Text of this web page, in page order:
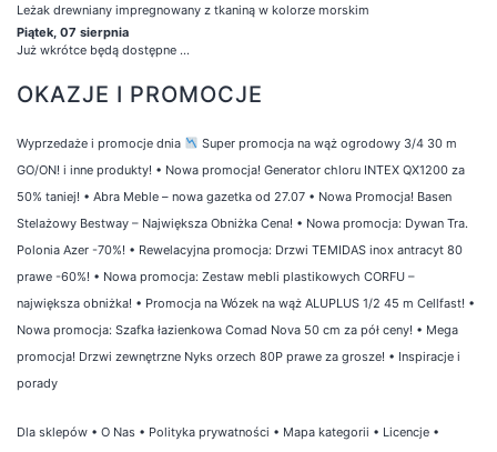
Leżak drewniany impregnowany z tkaniną w kolorze morskim
Piątek, 07 sierpnia
Już wkrótce będą dostępne ...
OKAZJE I PROMOCJE
Wyprzedaże i promocje dnia
Super promocja na wąż ogrodowy 3/4 30 m
GO/ON! i inne produkty! • Nowa promocja! Generator chloru INTEX QX1200 za
50% taniej! • Abra Meble – nowa gazetka od 27.07 • Nowa Promocja! Basen
Stelażowy Bestway – Największa Obniżka Cena! • Nowa promocja: Dywan Tra.
Polonia Azer -70%! • Rewelacyjna promocja: Drzwi TEMIDAS inox antracyt 80
prawe -60%! • Nowa promocja: Zestaw mebli plastikowych CORFU –
największa obniżka! • Promocja na Wózek na wąż ALUPLUS 1/2 45 m Cellfast! •
Nowa promocja: Szafka łazienkowa Comad Nova 50 cm za pół ceny! • Mega
promocja! Drzwi zewnętrzne Nyks orzech 80P prawe za grosze! • Inspiracje i
porady
Dla sklepów • O Nas • Polityka prywatności • Mapa kategorii • Licencje •